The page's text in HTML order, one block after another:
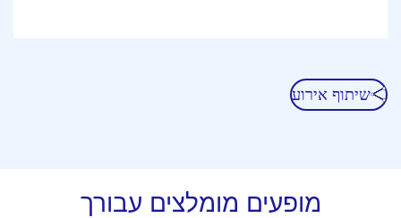
שיתוף אירוע
מופעים מומלצים עבורך